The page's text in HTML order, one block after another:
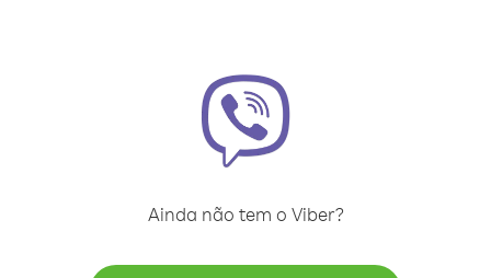
Ainda não tem o Viber?